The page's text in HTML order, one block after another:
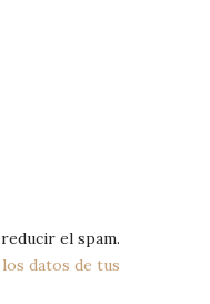
el spam.
datos de tus